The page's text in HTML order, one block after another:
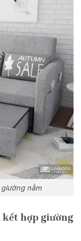
nằm
kết hợp giường